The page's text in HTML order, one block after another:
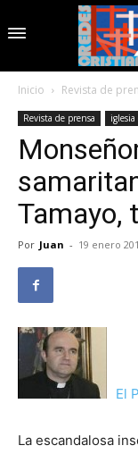
Inicio Revista de
Revista de prensa iglesia
Tamayo,
Por Juan - 19 enero
El
La escandalosa